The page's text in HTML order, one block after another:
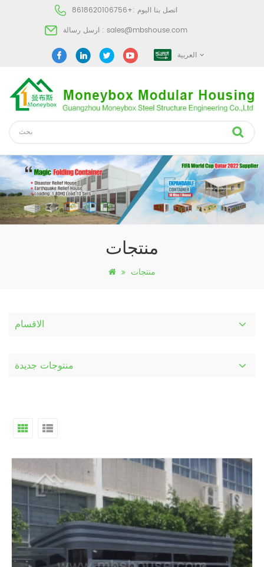
اتصل بنا اليوم :+8618620106756
ارسل رسالة : sales@mbshouse.com
العربية
منتجات
منتجات
الاقسام
منتوجات جديدة